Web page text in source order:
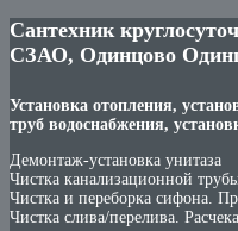
Сантехник
СЗАО, Одинцово
Установка отопления,
труб водоснабжения,
Демонтаж-установка унитаза
Чистка канализационной
Чистка и переборка сифона.
Чистка слива/перелива.